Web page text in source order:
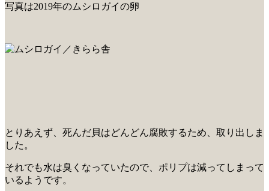
写真は2019年のムシロガイの卵
とりあえず、死んだ貝はどんどん腐敗するため、取り出しま
した。
それでも水は臭くなっていたので、ポリプは減ってしまって
いるようです。